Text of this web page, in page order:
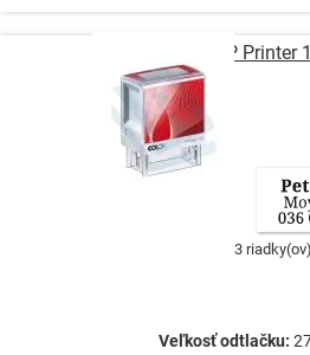
Pečiatka COLOP
3
Veľkosť odtlačku: